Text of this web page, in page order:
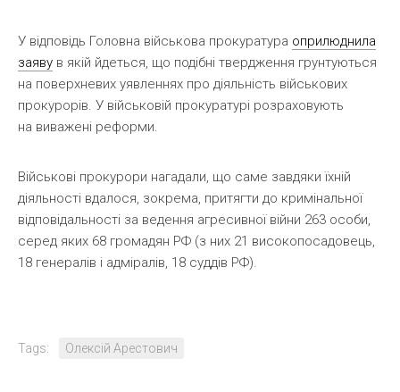
У відповідь Головна військова прокуратура оприлюднила
заяву в якій йдеться, що подібні твердження грунтуються
на поверхневих уявленнях про діяльність військових
прокурорів. У військовій прокуратурі розраховують
на виважені реформи.
Військові прокурори нагадали, що саме завдяки їхній
діяльності вдалося, зокрема, притягти до кримінальної
відповідальності за ведення агресивної війни 263 особи,
серед яких 68 громадян РФ (з них 21 високопосадовець,
18 генералів і адміралів, 18 суддів РФ).
Tags: Олексій Арестович